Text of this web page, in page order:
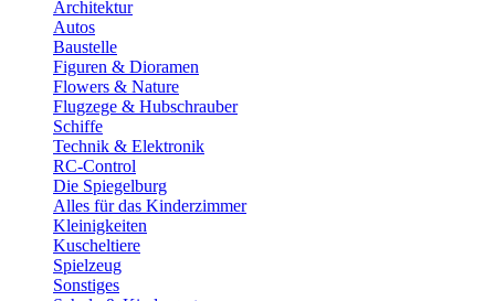
Architektur
Autos
Baustelle
Figuren & Dioramen
Flowers & Nature
Flugzege & Hubschrauber
Schiffe
Technik & Elektronik
RC-Control
Die Spiegelburg
Alles für das Kinderzimmer
Kleinigkeiten
Kuscheltiere
Spielzeug
Sonstiges